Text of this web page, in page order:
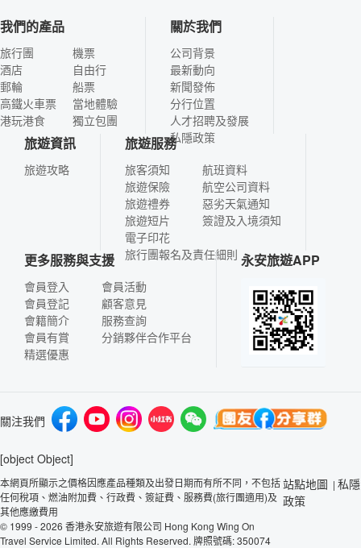
我們的產品
旅行團
酒店
郵輪
高鐵火車票
港玩港食
機票
自由行
船票
當地體驗
獨立包團
關於我們
公司背景
最新動向
新聞發佈
分行位置
人才招聘及發展
私隱政策
旅遊資訊
旅遊攻略
旅遊服務
旅客須知
旅遊保險
旅遊禮券
旅遊短片
電子印花
航班資料
航空公司資料
惡劣天氣通知
簽證及入境須知
旅行團報名及責任細則
更多服務與支援
會員登入
會員登記
會籍簡介
會員有賞
精選優惠
會員活動
顧客意見
服務查詢
分銷夥伴合作平台
永安旅遊APP
關注我們
[object Object]
本網頁所顯示之價格因應產品種類及出發日期而有所不同，不包括
任何稅項、燃油附加費、行政費、簽証費、服務費(旅行團適用)及
其他應繳費用
© 1999 - 2026 香港永安旅遊有限公司 Hong Kong Wing On
Travel Service Limited. All Rights Reserved. 牌照號碼: 350074
站點地圖 | 私隱
政策